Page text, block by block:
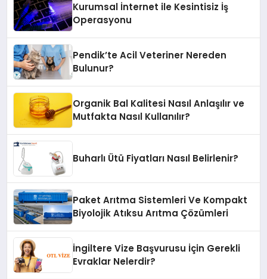
Kurumsal İnternet ile Kesintisiz İş
Operasyonu
Pendik’te Acil Veteriner Nereden
Bulunur?
Organik Bal Kalitesi Nasıl Anlaşılır ve
Mutfakta Nasıl Kullanılır?
Buharlı Ütü Fiyatları Nasıl Belirlenir?
Paket Arıtma Sistemleri Ve Kompakt
Biyolojik Atıksu Arıtma Çözümleri
İngiltere Vize Başvurusu İçin Gerekli
Evraklar Nelerdir?